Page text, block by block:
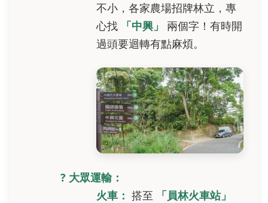
不小，各家農場招牌林立，專
心找
「中興」
兩個字！有時開
過頭要迴轉有點麻煩。
? 大眾運輸：
火車： 搭至
「員林火車站」